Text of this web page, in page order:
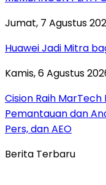
Jumat, 7 Agustus
Huawei Jadi Mitra
Kamis, 6 Agustus
Cision Raih
Pemantauan dan
Pers, dan AEO
Berita Terbaru